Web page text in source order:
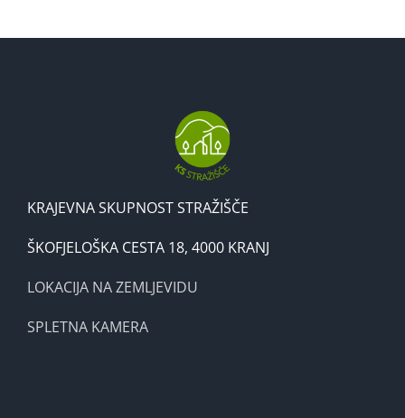
KRAJEVNA SKUPNOST STRAŽIŠČE
ŠKOFJELOŠKA CESTA 18, 4000 KRANJ
LOKACIJA NA ZEMLJEVIDU
SPLETNA KAMERA